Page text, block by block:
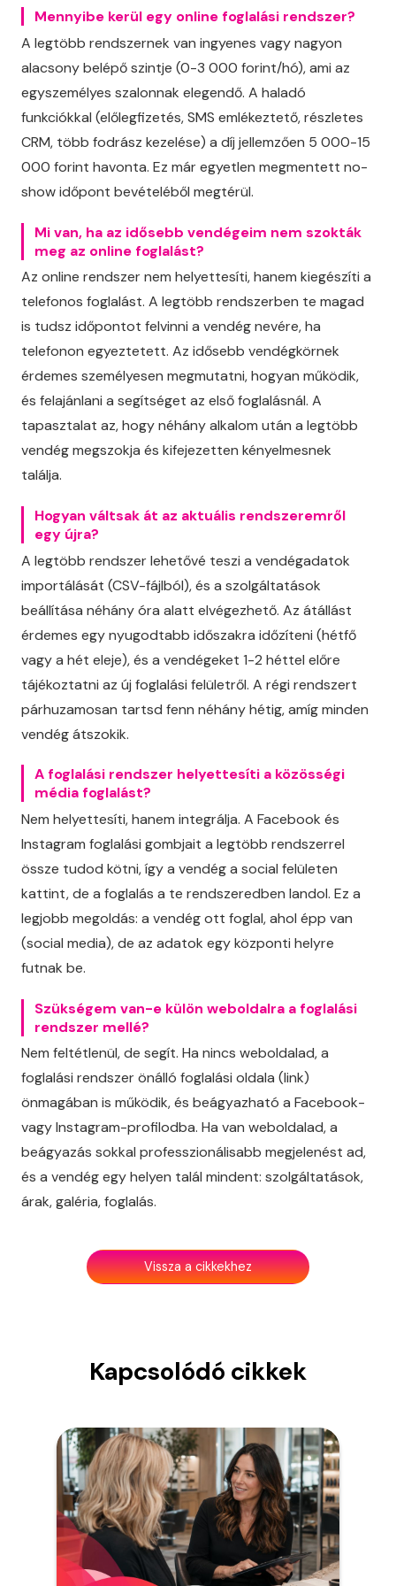
Mennyibe kerül egy online foglalási rendszer?
A legtöbb rendszernek van ingyenes vagy nagyon
alacsony belépő szintje (0-3 000 forint/hó), ami az
egyszemélyes szalonnak elegendő. A haladó
funkciókkal (előlegfizetés, SMS emlékeztető, részletes
CRM, több fodrász kezelése) a díj jellemzően 5 000-15
000 forint havonta. Ez már egyetlen megmentett no-
show időpont bevételéből megtérül.
Mi van, ha az idősebb vendégeim nem szokták
meg az online foglalást?
Az online rendszer nem helyettesíti, hanem kiegészíti a
telefonos foglalást. A legtöbb rendszerben te magad
is tudsz időpontot felvinni a vendég nevére, ha
telefonon egyeztetett. Az idősebb vendégkörnek
érdemes személyesen megmutatni, hogyan működik,
és felajánlani a segítséget az első foglalásnál. A
tapasztalat az, hogy néhány alkalom után a legtöbb
vendég megszokja és kifejezetten kényelmesnek
találja.
Hogyan váltsak át az aktuális rendszeremről
egy újra?
A legtöbb rendszer lehetővé teszi a vendégadatok
importálását (CSV-fájlból), és a szolgáltatások
beállítása néhány óra alatt elvégezhető. Az átállást
érdemes egy nyugodtabb időszakra időzíteni (hétfő
vagy a hét eleje), és a vendégeket 1-2 héttel előre
tájékoztatni az új foglalási felületről. A régi rendszert
párhuzamosan tartsd fenn néhány hétig, amíg minden
vendég átszokik.
A foglalási rendszer helyettesíti a közösségi
média foglalást?
Nem helyettesíti, hanem integrálja. A Facebook és
Instagram foglalási gombjait a legtöbb rendszerrel
össze tudod kötni, így a vendég a social felületen
kattint, de a foglalás a te rendszeredben landol. Ez a
legjobb megoldás: a vendég ott foglal, ahol épp van
(social media), de az adatok egy központi helyre
futnak be.
Szükségem van-e külön weboldalra a foglalási
rendszer mellé?
Nem feltétlenül, de segít. Ha nincs weboldalad, a
foglalási rendszer önálló foglalási oldala (link)
önmagában is működik, és beágyazható a Facebook-
vagy Instagram-profilodba. Ha van weboldalad, a
beágyazás sokkal professzionálisabb megjelenést ad,
és a vendég egy helyen talál mindent: szolgáltatások,
árak, galéria, foglalás.
Vissza a cikkekhez
Kapcsolódó cikkek